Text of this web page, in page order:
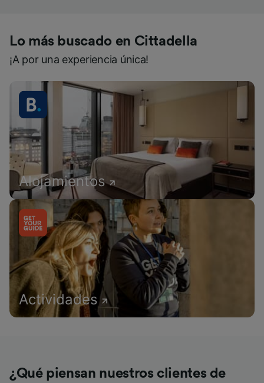
Lo más buscado en Cittadella
¡A por una experiencia única!
Alojamientos
Actividades
¿Qué piensan nuestros clientes de